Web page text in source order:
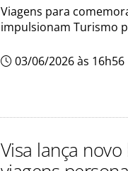
Viagens para
impulsionam Turismo
03/06/2026 às 16h56
Visa lança